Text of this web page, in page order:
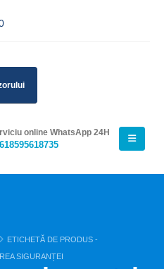
online WhatsApp 24H
ETICHETĂ DE PRODUS -
SIGURANȚEI